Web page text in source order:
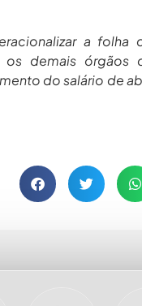
a folha
demais órgãos
do salário de